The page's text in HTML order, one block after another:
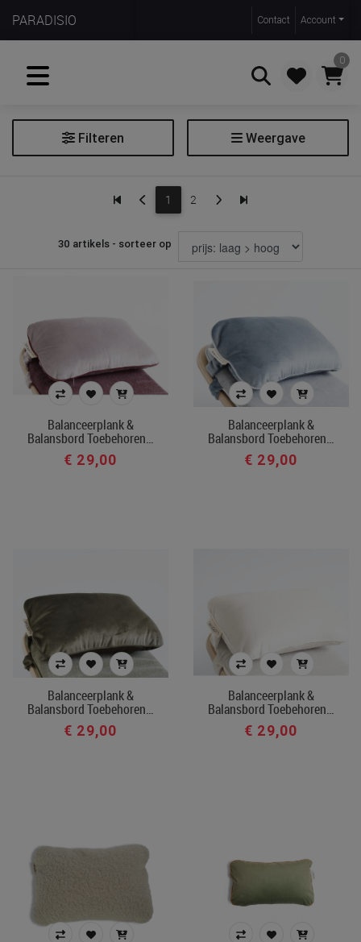
PARADISIO Contact Account
0
Zoeken
Filteren Weergave
Extra filters
Soort
balanceerplank & balansbord
balanceerplank & balansbord toebehoren
Prijs
In voorraad
Ecocheque artikelen
Filters toepassen
1 2
30 artikels - sorteer op
Balanceerplank &
Balansbord Toebehoren…
€ 29,00
Balanceerplank &
Balansbord Toebehoren…
€ 29,00
Balanceerplank &
Balansbord Toebehoren…
€ 29,00
Balanceerplank &
Balansbord Toebehoren…
€ 29,00